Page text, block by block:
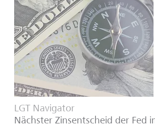
LGT Navigator
Nächster Zinsentscheid der Fed